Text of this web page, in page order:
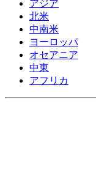
アジア
北米
中南米
ヨーロッパ
オセアニア
中東
アフリカ